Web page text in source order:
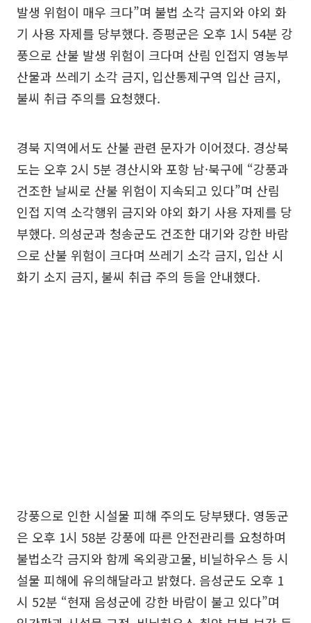
발생 위험이 매우 크다”며 불법 소각 금지와 야외 화
기 사용 자제를 당부했다. 증평군은 오후 1시 54분 강
풍으로 산불 발생 위험이 크다며 산림 인접지 영농부
산물과 쓰레기 소각 금지, 입산통제구역 입산 금지,
불씨 취급 주의를 요청했다.
경북 지역에서도 산불 관련 문자가 이어졌다. 경상북
도는 오후 2시 5분 경산시와 포항 남·북구에 “강풍과
건조한 날씨로 산불 위험이 지속되고 있다”며 산림
인접 지역 소각행위 금지와 야외 화기 사용 자제를 당
부했다. 의성군과 청송군도 건조한 대기와 강한 바람
으로 산불 위험이 크다며 쓰레기 소각 금지, 입산 시
화기 소지 금지, 불씨 취급 주의 등을 안내했다.
강풍으로 인한 시설물 피해 주의도 당부됐다. 영동군
은 오후 1시 58분 강풍에 따른 안전관리를 요청하며
불법소각 금지와 함께 옥외광고물, 비닐하우스 등 시
설물 피해에 유의해달라고 밝혔다. 음성군도 오후 1
시 52분 “현재 음성군에 강한 바람이 불고 있다”며